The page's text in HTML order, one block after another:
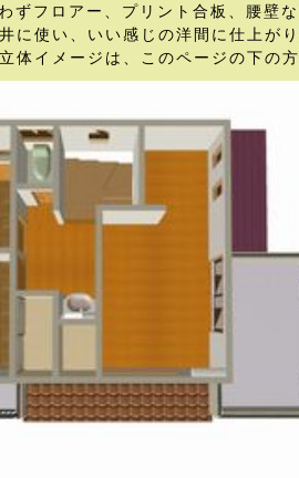
ずフロアー、プリント合板、腰壁
に使い、いい感じの洋間に仕上がり
体イメージは、このページの下の方